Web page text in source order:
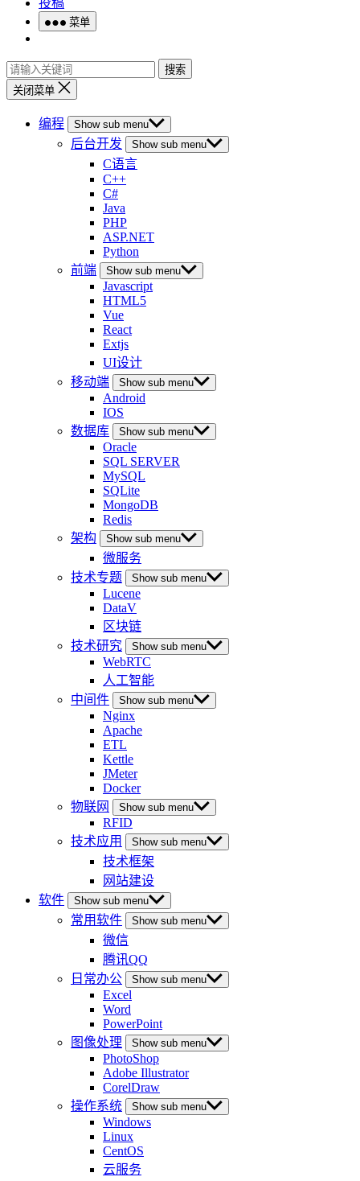
投稿
菜单
搜索
关闭菜单
编程 Show sub menu
后台开发 Show sub menu
C语言
C++
C#
Java
PHP
ASP.NET
Python
前端
Show sub menu
Javascript
HTML5
Vue
React
Extjs
UI设计
移动端
Show sub menu
Android
IOS
数据库
Show sub menu
Oracle
SQL SERVER
MySQL
SQLite
MongoDB
Redis
架构
Show sub menu
微服务
技术专题
Show sub menu
Lucene
DataV
区块链
技术研究
Show sub menu
WebRTC
人工智能
中间件
Show sub menu
Nginx
Apache
ETL
Kettle
JMeter
Docker
物联网
Show sub menu
RFID
技术应用
Show sub menu
技术框架
网站建设
软件
Show sub menu
常用软件 Show sub menu
微信
腾讯QQ
日常办公
Show sub menu
Excel
Word
PowerPoint
图像处理
Show sub menu
PhotoShop
Adobe Illustrator
CorelDraw
操作系统
Show sub menu
Windows
Linux
CentOS
云服务